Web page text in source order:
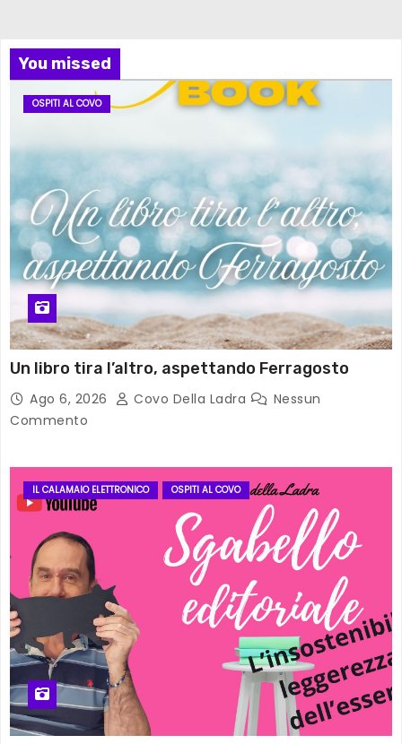
You missed
OSPITI AL COVO
Un libro tira l’altro, aspettando Ferragosto
Ago 6, 2026 Covo Della Ladra
Nessun
Commento
IL CALAMAIO ELETTRONICO OSPITI AL COVO